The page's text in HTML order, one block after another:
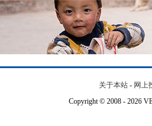
关于本站 - 网上
Copyright © 2008 - 2026